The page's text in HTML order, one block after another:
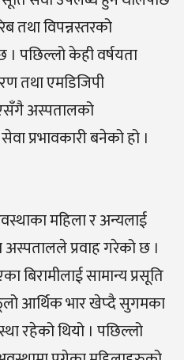
तथा विपन्नस्तरको
पछिल्लो केही वर्षयता
तथा एमडिजिपी
अस्पतालको
प्रभावकारी बनेको हो ।
महिला र अन्यलाई
प्रवाह गरेको छ ।
सामान्य प्रसूति
आर्थिक भार खेप्दै सुगमका
रहेको थियो । पछिल्लो